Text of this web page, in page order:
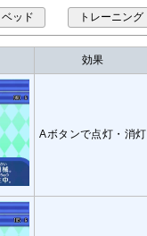
ベッド トレーニング
効果
Aボタンで点灯・消灯